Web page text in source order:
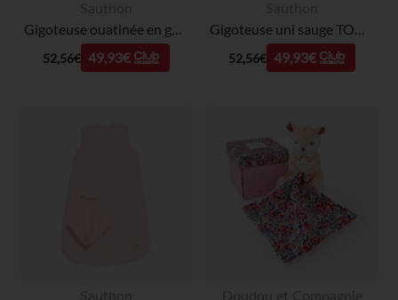
Gigoteuse ouatinée en gaze 0-6M TOG 2 + doudou mouchoir vanilla
52,56€ 49,93€
Gigoteuse uni sauge TOG 2 avec doudou mouchoir
52,56€ 49,93€